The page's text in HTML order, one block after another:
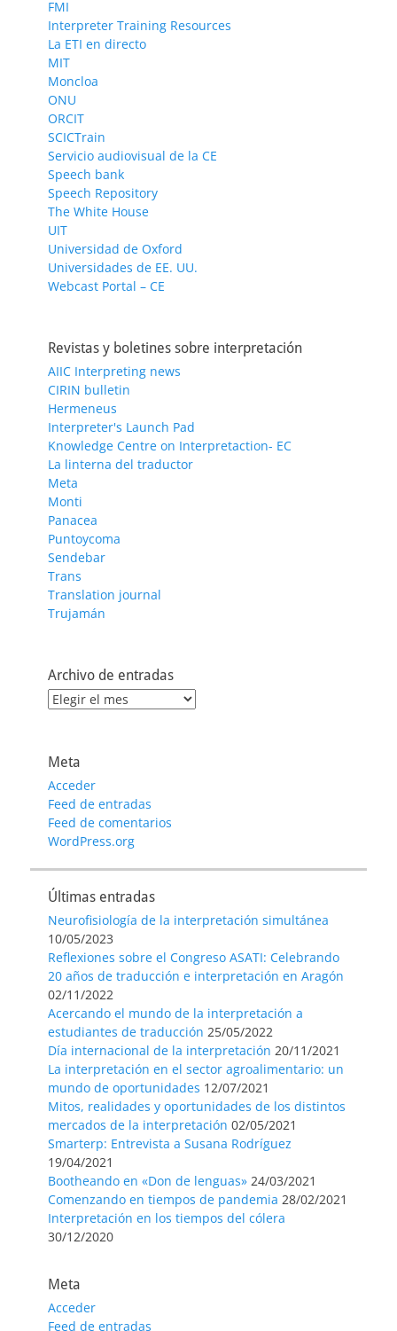
FMI
Interpreter Training Resources
La ETI en directo
MIT
Moncloa
ONU
ORCIT
SCICTrain
Servicio audiovisual de la CE
Speech bank
Speech Repository
The White House
UIT
Universidad de Oxford
Universidades de EE. UU.
Webcast Portal – CE
Revistas y boletines sobre interpretación
AIIC Interpreting news
CIRIN bulletin
Hermeneus
Interpreter's Launch Pad
Knowledge Centre on Interpretaction- EC
La linterna del traductor
Meta
Monti
Panacea
Puntoycoma
Sendebar
Trans
Translation journal
Trujamán
Archivo de entradas
Archivo
Meta
Acceder
Feed de entradas
Feed de comentarios
WordPress.org
Últimas entradas
Neurofisiología de la interpretación simultánea
10/05/2023
Reflexiones sobre el Congreso ASATI: Celebrando
20 años de traducción e interpretación en Aragón
02/11/2022
Acercando el mundo de la interpretación a
estudiantes de traducción 25/05/2022
Día internacional de la interpretación 20/11/2021
La interpretación en el sector agroalimentario: un
mundo de oportunidades 12/07/2021
Mitos, realidades y oportunidades de los distintos
mercados de la interpretación 02/05/2021
Smarterp: Entrevista a Susana Rodríguez
19/04/2021
Bootheando en «Don de lenguas» 24/03/2021
Comenzando en tiempos de pandemia 28/02/2021
Interpretación en los tiempos del cólera
30/12/2020
Meta
Acceder
Feed de entradas